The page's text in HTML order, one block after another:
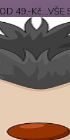
49,-Kč....VŠE
PLATBA O
Kojenecké